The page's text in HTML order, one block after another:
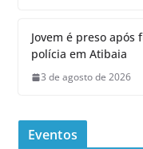
Jovem é preso
polícia em Atibaia
3 de agosto de 2026
Eventos